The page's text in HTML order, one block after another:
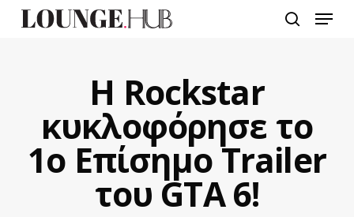
Menu
Η Rockstar
κυκλοφόρησε το
1ο Επίσημο Trailer
του GTA 6!